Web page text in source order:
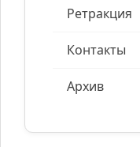
Ретракция
Контакты
Архив